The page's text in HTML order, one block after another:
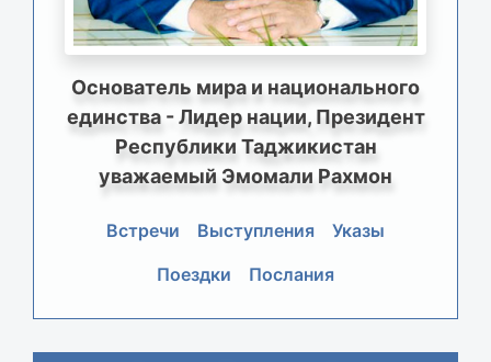
Основатель мира и национального
единства - Лидер нации, Президент
Республики Таджикистан
уважаемый Эмомали Рахмон
Встречи Выступления
Указы
Поездки
Послания